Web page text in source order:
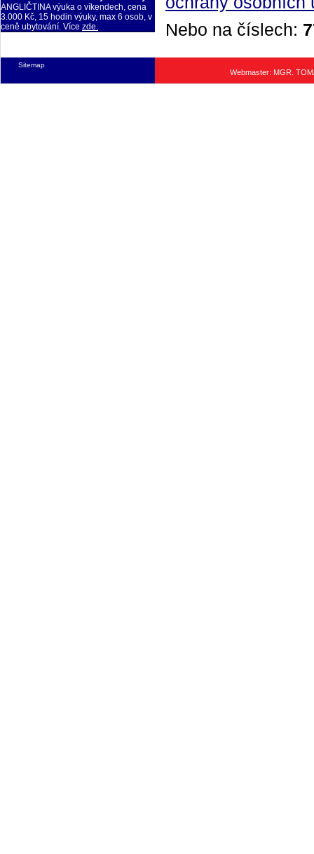
ANGLIČTINA výuka o víkendech, cena
3.000 Kč, 15 hodin výuky, max 6 osob, v
ceně ubytování. Více zde.
Nebo na číslech:
Webmaster: MGR.
Sitemap